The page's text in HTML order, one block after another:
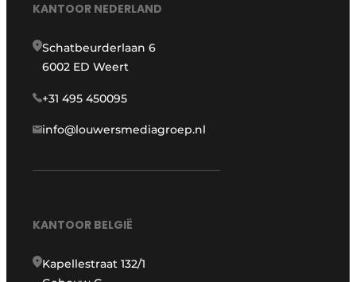
KANTOOR NEDERLAND
Schatbeurderlaan 6
6002 ED Weert
+31 495 450095
info@louwersmediagroep.nl
KANTOOR BELGIË
Kapellestraat 132/1